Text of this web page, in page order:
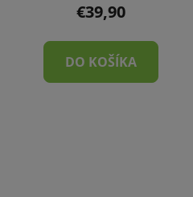
€39,90
DO KOŠÍKA